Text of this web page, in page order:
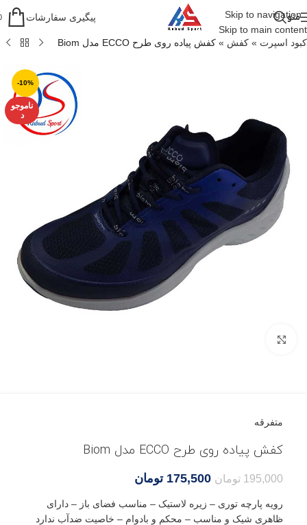
Skip to navigation
Skip to main content
منو پیگیری سفارشات
کبود اسپرت » کفش » کفش پیاده روی طرح ECCO مدل Biom
-10%
ناموجو
د
متفرقه
کفش پیاده روی طرح ECCO مدل Biom
195,000 تومان 175,500 تومان
رویه پارچه توری – زیره لاستیک – مناسب فضای باز – دارای
ظاهری شیک و مناسب – محکم و بادوام – خاصیت ضدآب ندارد